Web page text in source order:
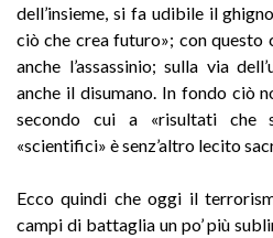
dell’insieme, si fa udibile il
ciò che crea futuro»; con questo
anche l’assassinio; sulla via
anche il disumano. In fondo ciò
secondo cui a «risultati che
«scientifici» è senz’altro lecito
Ecco quindi che oggi il
campi di battaglia un po’ più